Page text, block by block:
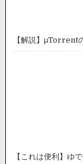
【解説】μTorrent
【これは便利】ゆ